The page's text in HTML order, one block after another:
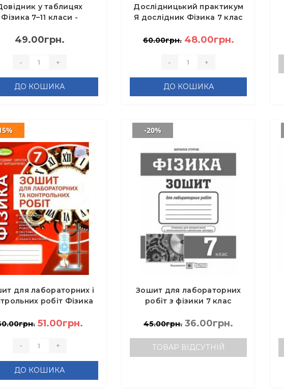
у таблицях
Фізика 7–11 класи -
49.00грн.
- +
ДО КОШИКА
Дослідницький практикум
Я дослідник Фізика 7 клас
60.00грн. 48.00грн.
- +
ДО КОШИКА
для лабораторних і
робіт Фізика
51.00грн.
- +
ДО КОШИКА
Зошит для лабораторних
робіт з фізики 7 клас
-20%
45.00грн. 36.00грн.
ТОВАР ВІДСУТНІЙ